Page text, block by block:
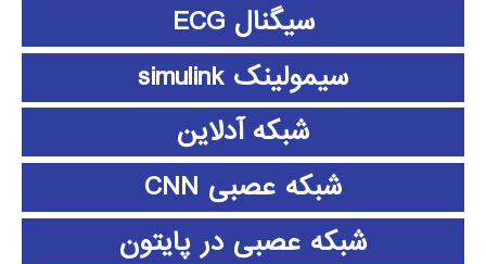
سیگنال ECG
سیمولینک simulink
شبکه آدلاین
شبکه عصبی CNN
شبکه عصبی در پایتون